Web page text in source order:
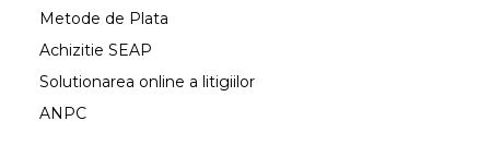
Metode de Plata
Achizitie SEAP
Solutionarea online a litigiilor
ANPC